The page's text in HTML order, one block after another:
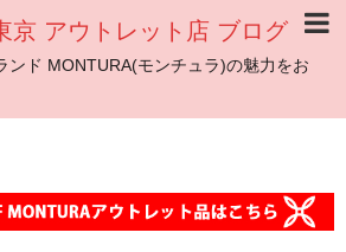
京 アウトレット店 ブログ
ンド MONTURA(モンチュラ)の魅力をお